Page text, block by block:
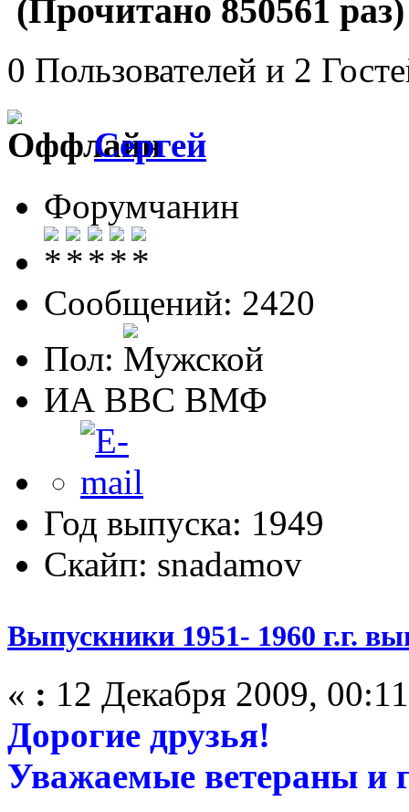
(Прочитано 850561 раз)
0 Пользователей и 2
Сергей
Форумчанин
Сообщений: 2420
Пол:
ИА ВВС ВМФ
Год выпуска: 1949
Скайп: snadamov
Выпускники 1951- 1960 г.г.
« : 12 Декабря 2009,
Дорогие друзья!
Уважаемые ветераны и